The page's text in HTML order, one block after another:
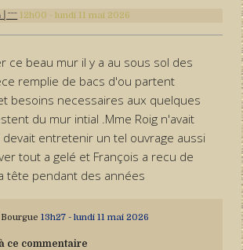
12h00 -lundi 11 mai 2026
ce beau mur il y a au sous sol des
remplie de bacs d'ou partent
besoins necessaires aux quelques
du mur intial .Mme Roig n'avait
entretenir un tel ouvrage aussi
tout a gelé et François a recu de
tête pendant des années
13h27- lundi 11 mai 2026
ce commentaire